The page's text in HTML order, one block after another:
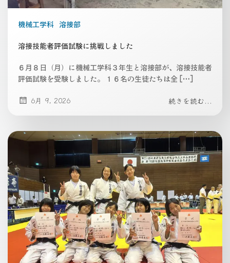
機械工学科 溶接部
溶接技能者評価試験に挑戦しました
６月８日（月）に機械工学科３年生と溶接部が、溶接技能者
評価試験を受験しました。 １６名の生徒たちは全 […]
6月 9, 2026 続きを読む...